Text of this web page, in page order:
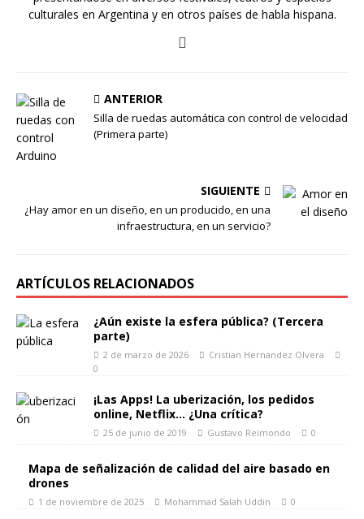
culturales en Argentina y en otros países de habla hispana.
ANTERIOR
Silla de ruedas automática con control de velocidad
(Primera parte)
SIGUIENTE
¿Hay amor en un diseño, en un producido, en una
infraestructura, en un servicio?
ARTÍCULOS RELACIONADOS
¿Aún existe la esfera pública? (Tercera
parte)
2 de marzo de 2026
Cristian Hernandez Olvera
0
¡Las Apps! La uberización, los pedidos
online, Netflix… ¿Una crítica?
25 de junio de 2019 Gustavo Reimondo 0
Mapa de señalización de calidad del aire basado en
drones
1 de noviembre de 2025 Mohammad Salah Uddin 0